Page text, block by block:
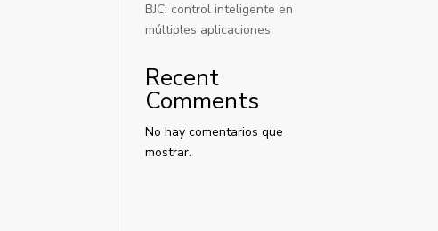
BJC: control inteligente en
múltiples aplicaciones
Recent
Comments
No hay comentarios que
mostrar.